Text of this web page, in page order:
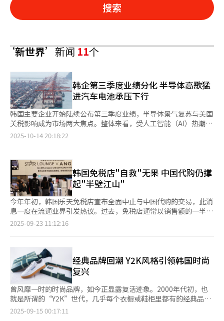
搜索
‘新世界’新闻11个
韩企第三季度业绩分化 半导体高歌猛
进汽车电池承压下行
韩国主要企业开始陆续公布第三季度业绩，半导体景气复苏与美国
关税影响成为市场两大焦点。整体来看，受人工智能（AI）热潮带
动，半导体、造船、钢铁等出口主导型产业延续强劲势头，而汽
元（约合人民币4294.63亿元）、营业利润12.1万亿韩元，业绩在
第二季度触底后出现明显反弹。其中，半导体部门复苏势头明显，
智能手机业务保持稳健增长。公司已确认向英伟达供应高带宽存储
器（HBM），第四季度前景良好。SK海力士在HBM需求暴涨和存
储器价格上行的背景下，预计第三季度营收约24万亿韩元、营业利
润10.9万亿韩元，有望刷新历史纪录。LG电子实现营收21.9万亿韩
元、营业利润6889亿韩元，同比小幅下降，但凭借汽车电装部门
强劲表现，业绩优于市场预期。 造船行业延续超级景气周期。HD
工、韩华海洋等主要船企均可能实现大幅增长。钢铁行业业绩同样
超出预期。浦项控股整体利润可能略降，但钢铁部门盈利或提升逾
三成；现代制铁在政府限制中国低价钢材进口政策的带动下，利润
预计同比翻番。 与此形成鲜明对比的是汽车行业。自今年4月起，
美国对韩产汽车征收25%关税，现代汽车和起亚均受严重冲击。现
代汽车第三季度营业利润预计同比下降25%，起亚下降约17%。
电动汽车市场暂时进入“需求谷底”，电池行业随之整体低迷。
LG新能源凭借北美能源储存系统（ESS）产能扩张，实现营业利润
2025-10-14 20:18:22
韩国免税店"自救"无果 中国代购仍撑
起"半壁江山"
今年年初，韩国乐天免税店宣布全面中止与中国代购的交易，此消
息一度在流通业界引发热议。过去，免税店通常以销售额的一半作
为手续费支付给代购，以换取客源。然而，半年过去，情况并未如
的销售额中，约七成仍通过代购渠道完成。业内分析认为，免税店
与奢侈品企业如何在与代购的复杂关系中实现“双赢”，仍是一个
悬而未决的课题。 所谓“代购”，是指个人或团体在海外购买商
品后，再带回中国转售以赚取差价。根据中国市场研究机构Re-
Hub统计，代购市场年规模约达4000亿元人民币。韩国免税业界
估算，去年销售额中约有一半（约7万亿韩元，约合人民币358.4亿
元）来自代购。代购经营的品类涵盖化妆品、箱包、鞋履等高利润
商品，销售渠道主要依赖淘宝、微信等电商和社交平台。 代购采
2025-09-23 11:12:16
经典品牌回潮 Y2K风格引领韩国时尚
复兴
曾风靡一时的时尚品牌，如今正显露复活迹象。2000年代初，也
就是所谓的“Y2K”世代，几乎每个衣橱或鞋柜里都有的经典品
牌，如今通过全新单品重新获得关注。“Y2K”意指“2000年”，
2025-09-15 00:17:11